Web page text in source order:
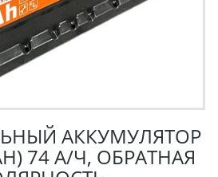
АККУМУЛЯТОР
74 А/Ч, ОБРАТНАЯ